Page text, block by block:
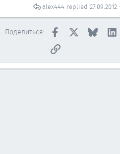
27.09.2012
alex444
Поделиться: Facebook Bluesky
Ссылка